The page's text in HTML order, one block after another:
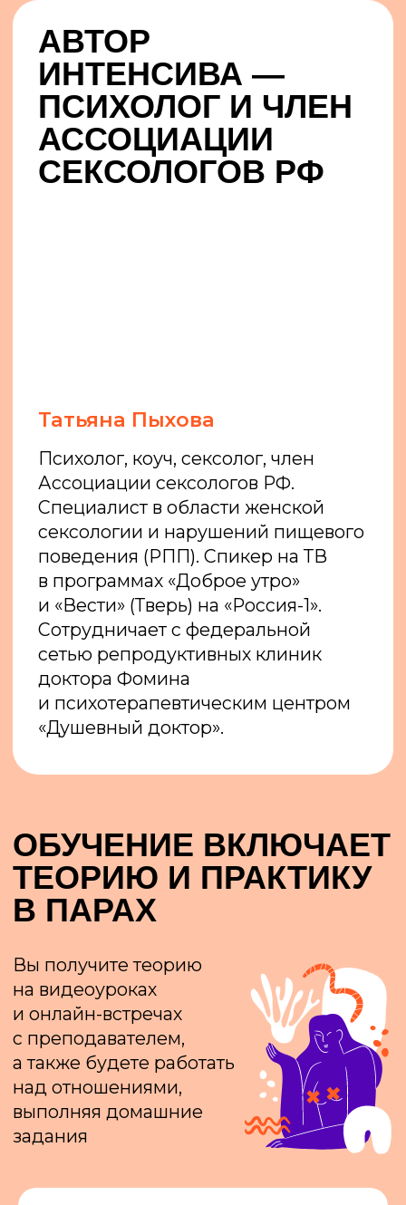
ДЛЯ
СПЕЦИАЛИСТА
Чтобы проводить
консультации
4 учебных модуля
Теория: видеоуроки
и онлайн-занятия
Практика: разбор
ЭКСТРА
Чтобы узнать больше о себе
Теория: видеоуроки
и онлайн-занятия
Практика для пар
Терапевтическая группа
сексуальности
Сопровождение
в течение 7 месяцев для
закрепления результата
Чтобы проработать проблемы
в паре
45 000 рублей
3 учебных модуля
Теория: видеоуроки
и онлайн-занятия
Практика для пар
130 000 рублей